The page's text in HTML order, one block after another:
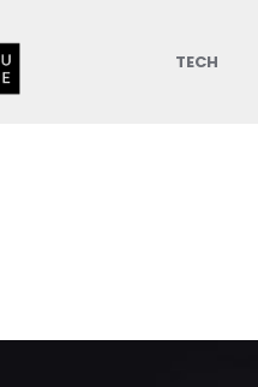
TECH